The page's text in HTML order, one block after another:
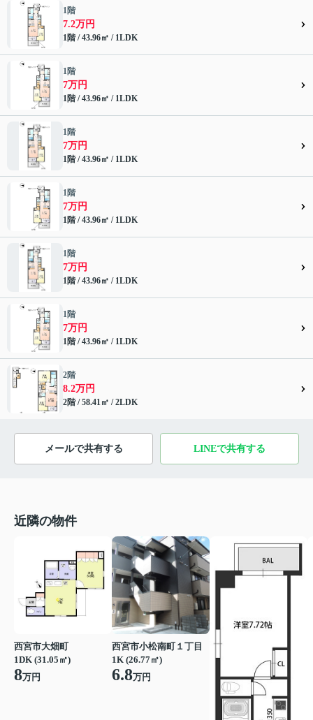
1階
7.2万円
1階 / 43.96㎡ / 1LDK
1階
7万円
1階 / 43.96㎡ / 1LDK
1階
7万円
1階 / 43.96㎡ / 1LDK
1階
7万円
1階 / 43.96㎡ / 1LDK
1階
7万円
1階 / 43.96㎡ / 1LDK
1階
7万円
1階 / 43.96㎡ / 1LDK
2階
8.2万円
2階 / 58.41㎡ / 2LDK
メールで共有する LINEで共有する
近隣の物件
西宮市大畑町
1DK (31.05㎡)
8万円
西宮市小松南町１丁目
1K (26.77㎡)
6.8万円